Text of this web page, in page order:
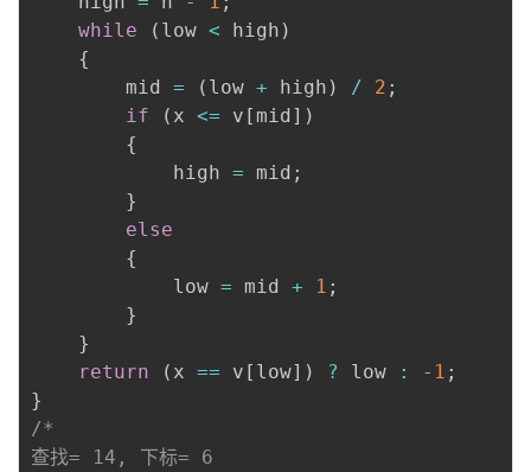
while
( low < high )
{
        mid
= ( low + high ) / 2 ;
if
( x <= v [ mid ] )
{
            high
= mid ;
}
else
{
            low
= mid + 1 ;
}
}
return
( x == v [ low] ) ? low : - 1 ;
}
/*
查找= 14, 下标= 6